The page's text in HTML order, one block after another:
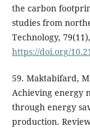
the carbon
studies from
Technology,
https://doi.org/
59. Maktabifard,
Achieving energy
through energy
production.